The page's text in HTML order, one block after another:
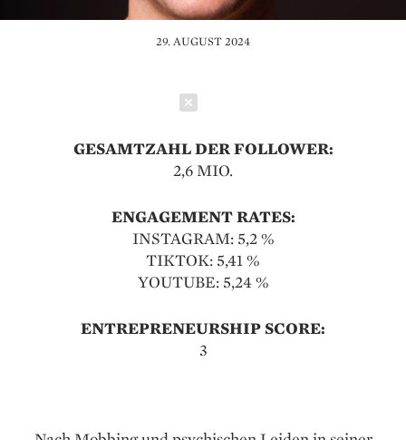
29. AUGUST 2024
GESAMTZAHL DER FOLLOWER:
2,6 MIO.
ENGAGEMENT RATES:
INSTAGRAM: 5,2 %
TIKTOK: 5,41 %
YOUTUBE: 5,24 %
ENTREPRENEURSHIP SCORE:
3